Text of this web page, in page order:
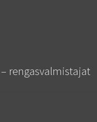
rengasvalmistajat